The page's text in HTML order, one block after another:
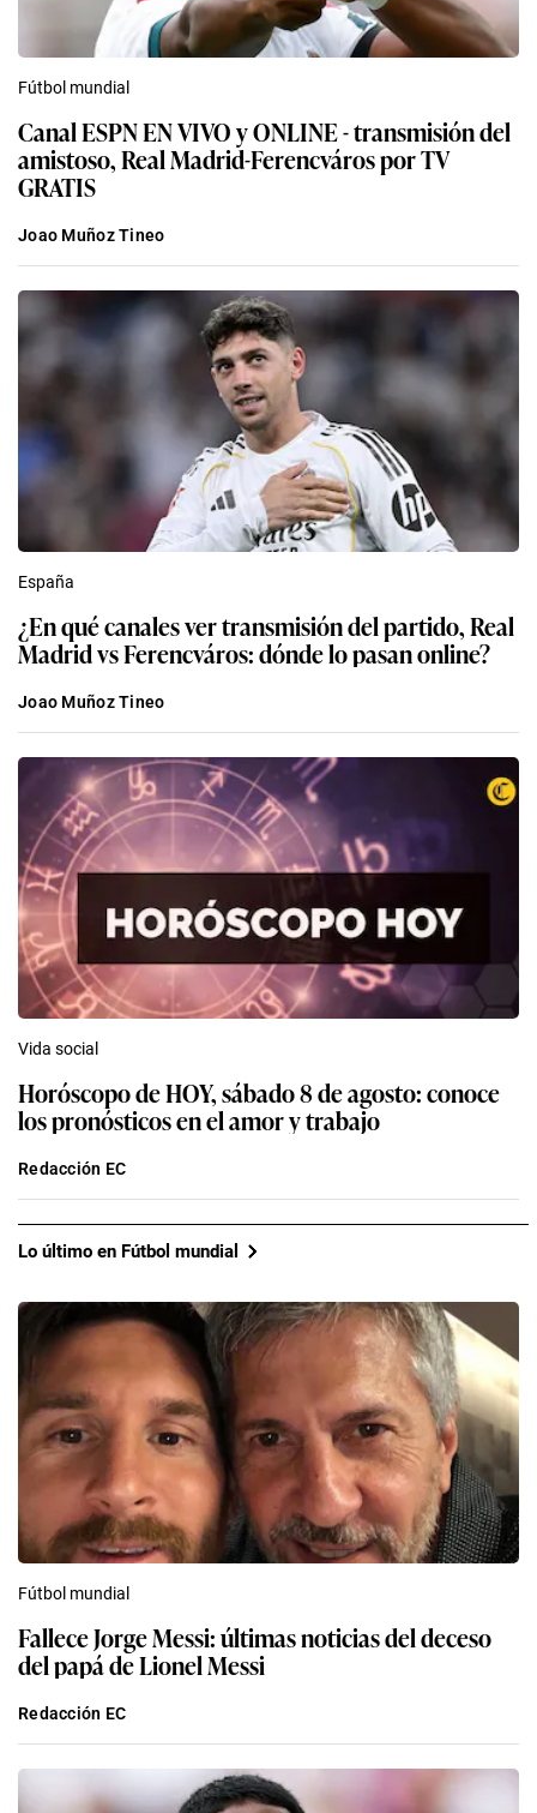
Fútbol mundial
Canal ESPN EN VIVO y ONLINE - transmisión del
amistoso, Real Madrid-Ferencváros por TV
GRATIS
Joao Muñoz Tineo
España
¿En qué canales ver transmisión del partido, Real
Madrid vs Ferencváros: dónde lo pasan online?
Joao Muñoz Tineo
Vida social
Horóscopo de HOY, sábado 8 de agosto: conoce
los pronósticos en el amor y trabajo
Redacción EC
Lo último en Fútbol mundial
Fútbol mundial
Fallece Jorge Messi: últimas noticias del deceso
del papá de Lionel Messi
Redacción EC